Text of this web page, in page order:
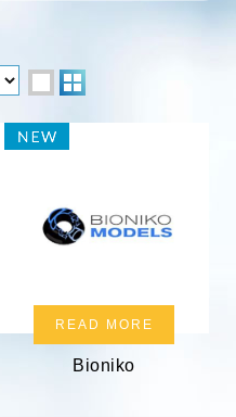
READ MORE
Bioniko